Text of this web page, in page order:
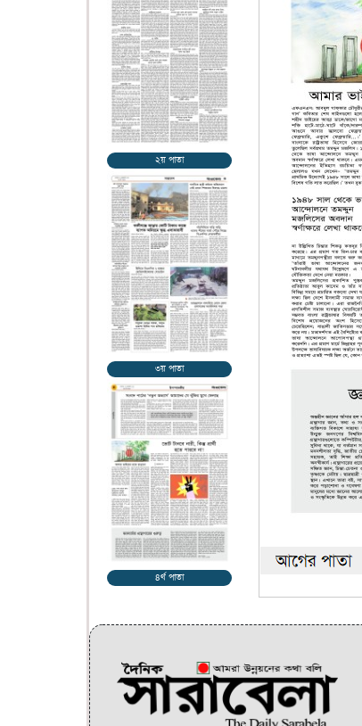
২য় পাতা
৩য় পাতা
৪র্থ পাতা